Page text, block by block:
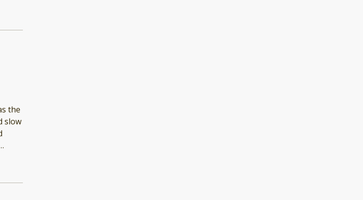
the
slow